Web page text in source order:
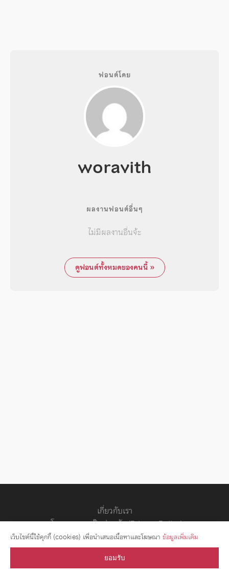
ฟอนต์โดย
woravith
ผลงานฟอนต์อื่นๆ
ไม่มีผลงานอื่นจ้ะ
ดูฟอนต์ทั้งหมดของคนนี้ »
เกี่ยวกับเรา
นโยบายความเป็นส่วนตัว (Privacy Policy)
สัญญาอนุญาต
เว็บไซต์นี้ใช้คุกกี้ (cookies) เพื่อนำเสนอเนื้อหาและโฆษณา ข้อมูลเพิ่มเติม
ยอมรับ